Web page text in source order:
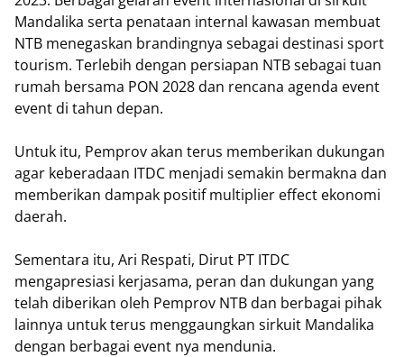
Mandalika serta penataan internal kawasan membuat
NTB menegaskan brandingnya sebagai destinasi sport
tourism. Terlebih dengan persiapan NTB sebagai tuan
rumah bersama PON 2028 dan rencana agenda event
event di tahun depan.
Untuk itu, Pemprov akan terus memberikan dukungan
agar keberadaan ITDC menjadi semakin bermakna dan
memberikan dampak positif multiplier effect ekonomi
daerah.
Sementara itu, Ari Respati, Dirut PT ITDC
mengapresiasi kerjasama, peran dan dukungan yang
telah diberikan oleh Pemprov NTB dan berbagai pihak
lainnya untuk terus menggaungkan sirkuit Mandalika
dengan berbagai event nya mendunia.